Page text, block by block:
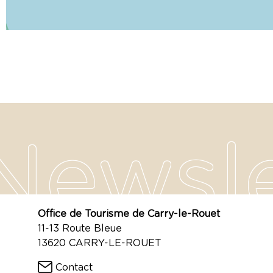
Office de Tourisme de Carry-le-Rouet
11-13 Route Bleue
13620 CARRY-LE-ROUET
Contact